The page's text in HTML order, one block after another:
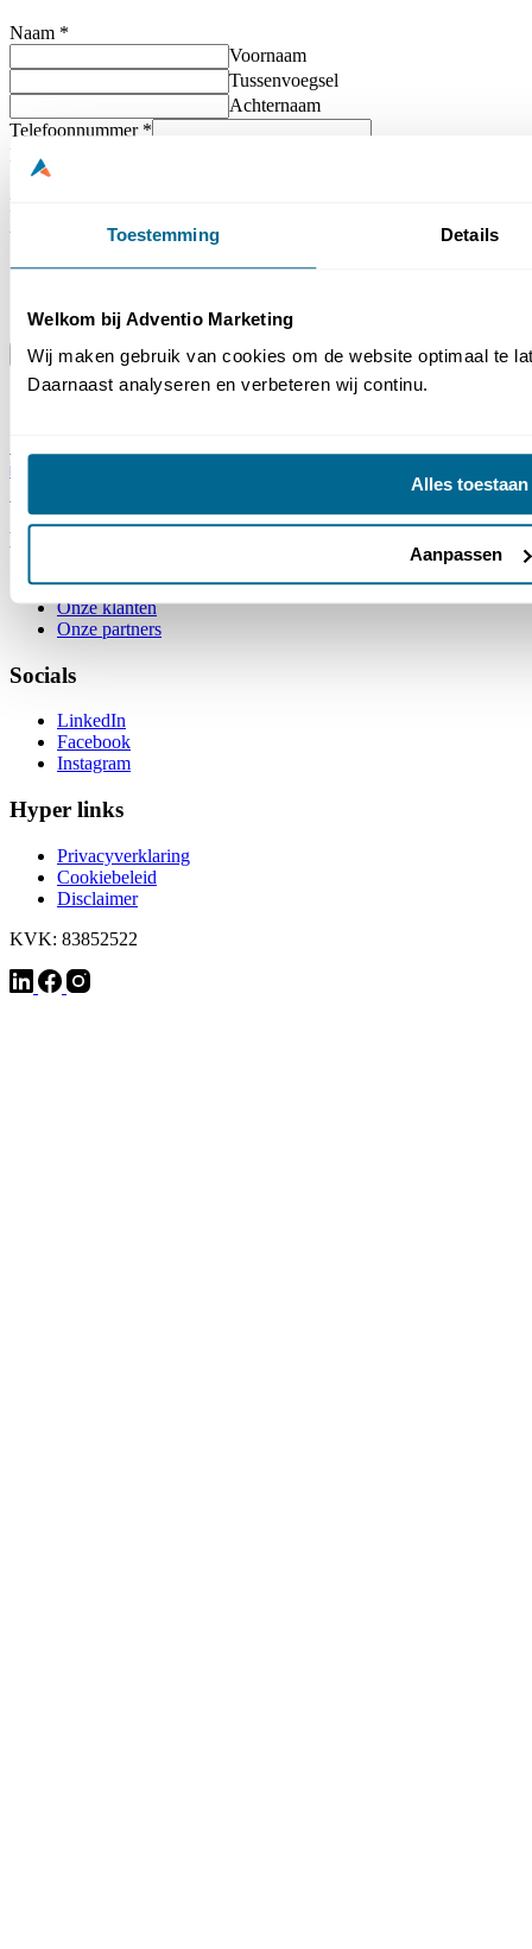
Toestemming Details
Welkom bij Adventio Marketing
Wij maken gebruik van cookies om de website optimaal te
Daarnaast analyseren en verbeteren wij continu.
Alles toestaan
Aanpassen
Naam *
Voornaam
Tussenvoegsel
Achternaam
Telefoonnummer *
Email Address
Bericht
AVG/GDPR overeenkomst
Ik stem ermee in dat Adventio Marketing mijn ingediende
mij relevante informatie en aanbiedingen kunnen sturen.
Verstuur
Contactgegevens
info@adventio.nl
Bedrijf
Over Ons
Onze klanten
Onze partners
Socials
LinkedIn
Facebook
Instagram
Hyper links
Privacyverklaring
Cookiebeleid
Disclaimer
KVK: 83852522